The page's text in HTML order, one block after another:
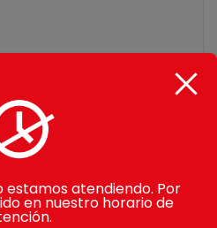
estamos atendiendo. Por
en nuestro horario de